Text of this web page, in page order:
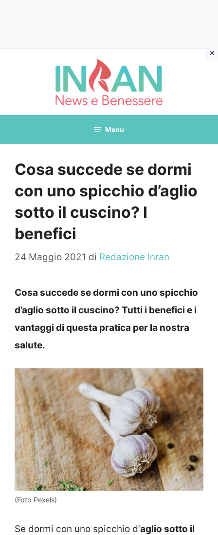
Menu
Cosa succede se dormi
con uno spicchio d’aglio
sotto il cuscino? I
benefici
24 Maggio 2021 di Redazione Inran
Cosa succede se dormi con uno spicchio
d’aglio sotto il cuscino? Tutti i benefici e i
vantaggi di questa pratica per la nostra
salute.
(Foto Pexels)
Se dormi con uno spicchio d’aglio sotto il